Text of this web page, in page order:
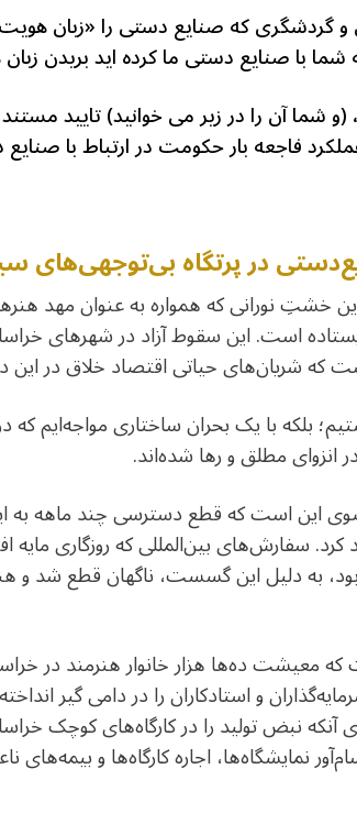
که صنایع دستی را «زبان هویت
با صنایع دستی ما کرده اید بریدن
شما آن را در زیر می خوانید) تایید
فاجعه بار حکومت در ارتباط با
در پرتگاه بی‌توجهی‌های
خشتِ نورانی که همواره به عنوان مهد
است. این سقوط آزاد در شهرهای
شریان‌های حیاتی اقتصاد خلاق در این
بلکه با یک بحران ساختاری مواجه‌ایم
مطلق و رها شده‌اند.
این است که قطع دسترسی چند ماهه به
سفارش‌های بین‌المللی که روزگاری مایه‌
به دلیل این گسست، ناگهان قطع شد و
ده‌ها هزار خانوار هنرمند در
و استادکاران را در دامی گیر
نبض تولید را در کارگاه‌های کوچک خراسان
نمایشگاه‌ها، اجاره کارگاه‌ها و بیمه‌های